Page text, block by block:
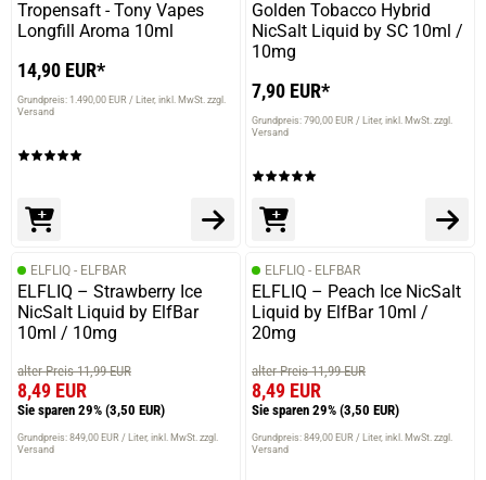
Tropensaft - Tony Vapes
Longfill Aroma 10ml
14,90 EUR*
Grundpreis: 1.490,00 EUR / Liter inkl. MwSt. zzgl.
Versand
Golden Tobacco Hybrid
NicSalt Liquid by SC 10ml /
10mg
7,90 EUR*
Grundpreis: 790,00 EUR / Liter inkl. MwSt. zzgl.
Versand
ELFLIQ - ELFBAR
ELFLIQ – Strawberry Ice
NicSalt Liquid by ElfBar
10ml / 10mg
alter Preis 11,99 EUR
8,49 EUR
Sie sparen 29% (3,50 EUR)
Grundpreis: 849,00 EUR / Liter inkl. MwSt. zzgl.
Versand
ELFLIQ - ELFBAR
ELFLIQ – Peach Ice NicSalt
Liquid by ElfBar 10ml /
20mg
alter Preis 11,99 EUR
8,49 EUR
Sie sparen 29% (3,50 EUR)
Grundpreis: 849,00 EUR / Liter inkl. MwSt. zzgl.
Versand